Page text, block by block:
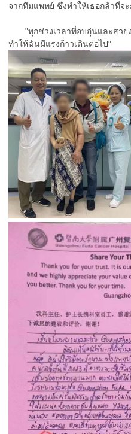
จากทีมแพทย์ ซึ่งทำให้เธอกล้าที่จ
"ทุกช่วงเวลาที่อบอุ่นและสวยง
ทำให้ฉันมีแรงก้าวเดินต่อไป"